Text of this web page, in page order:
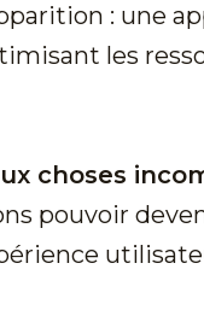
: une
les
choses
pouvoir